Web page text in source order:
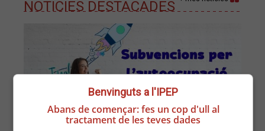
NOTICIES DESTACADES
Benvinguts a l'IPEP
Abans de començar: fes un cop d'ull al
tractament de les teves dades